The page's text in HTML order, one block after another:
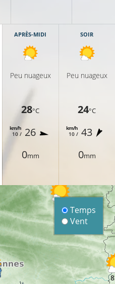
APRÈS-MIDI
Peu nuageux
28°C
10 /
km/h 26
0mm
SOIR
Peu nuageux
24°C
10 /
km/h 43
0mm
8°C
11°C
8°C
Temps
Vent